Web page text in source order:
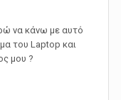
να κάνω με αυτό
του Laptop και
μου ?